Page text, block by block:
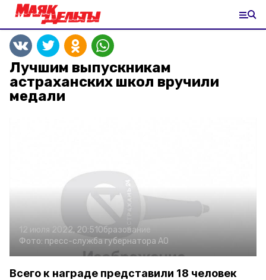
Лучшим выпускникам
астраханских школ вручили
медали
12 июля 2022, 20:51Образование
Фото: пресс-служба губернатора АО
Всего к награде представили 18 человек